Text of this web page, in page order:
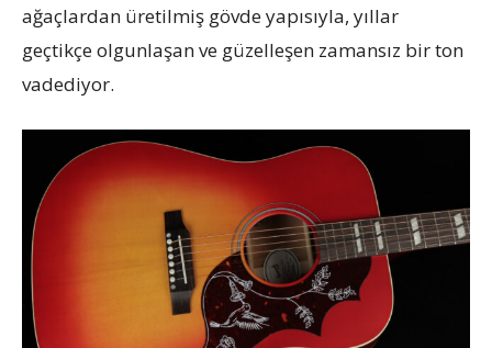
ağaçlardan üretilmiş gövde yapısıyla, yıllar
geçtikçe olgunlaşan ve güzelleşen zamansız bir ton
vadediyor.